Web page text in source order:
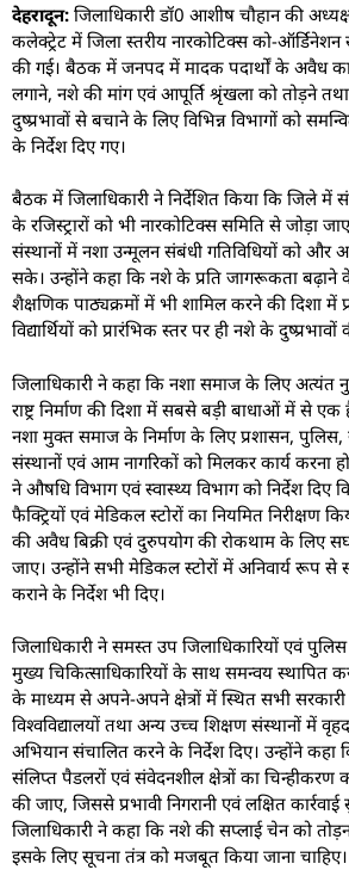
देहरादून: जिलाधिकारी डॉ0 आशीष चौहान की
कलेक्ट्रेट में जिला स्तरीय नारकोटिक्स को-
की गई। बैठक में जनपद में मादक पदार्थों के अवैध
लगाने, नशे की मांग एवं आपूर्ति श्रृंखला को तोड़ने
दुष्प्रभावों से बचाने के लिए विभिन्न विभागों को
के निर्देश दिए गए।
बैठक में जिलाधिकारी ने निर्देशित किया कि जिले में
के रजिस्ट्रारों को भी नारकोटिक्स समिति से जोड़ा
संस्थानों में नशा उन्मूलन संबंधी गतिविधियों को और
सके। उन्होंने कहा कि नशे के प्रति जागरूकता बढ़ाने
शैक्षणिक पाठ्यक्रमों में भी शामिल करने की दिशा में
विद्यार्थियों को प्रारंभिक स्तर पर ही नशे के
जिलाधिकारी ने कहा कि नशा समाज के लिए अत्यंत
राष्ट्र निर्माण की दिशा में सबसे बड़ी बाधाओं में से एक
नशा मुक्त समाज के निर्माण के लिए प्रशासन, पुलिस,
संस्थानों एवं आम नागरिकों को मिलकर कार्य करना
ने औषधि विभाग एवं स्वास्थ्य विभाग को निर्देश
फैक्ट्रियों एवं मेडिकल स्टोरों का नियमित निरीक्षण
की अवैध बिक्री एवं दुरुपयोग की रोकथाम के लिए
जाए। उन्होंने सभी मेडिकल स्टोरों में अनिवार्य रूप से
कराने के निर्देश भी दिए।
जिलाधिकारी ने समस्त उप जिलाधिकारियों एवं पुलिस
मुख्य चिकित्साधिकारियों के साथ समन्वय स्थापित
के माध्यम से अपने-अपने क्षेत्रों में स्थित सभी
विश्वविद्यालयों तथा अन्य उच्च शिक्षण संस्थानों में
अभियान संचालित करने के निर्देश दिए। उन्होंने
संलिप्त पैडलरों एवं संवेदनशील क्षेत्रों का
की जाए, जिससे प्रभावी निगरानी एवं लक्षित
जिलाधिकारी ने कहा कि नशे की सप्लाई चेन को
इसके लिए सूचना तंत्र को मजबूत किया जाना चाहिए।